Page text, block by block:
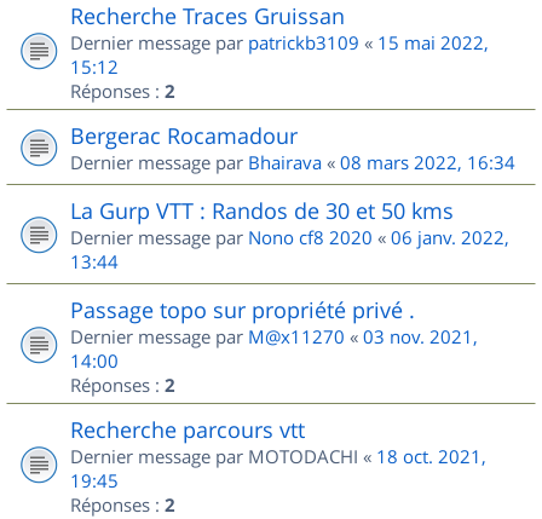
Recherche Traces Gruissan
Dernier message par patrickb3109 « 15 mai 2022,
15:12
Réponses : 2
Bergerac Rocamadour
Dernier message par Bhairava « 08 mars 2022, 16:34
La Gurp VTT : Randos de 30 et 50 kms
Dernier message par Nono cf8 2020 « 06 janv. 2022,
13:44
Passage topo sur propriété privé .
Dernier message par M@x11270 « 03 nov. 2021,
14:00
Réponses : 2
Recherche parcours vtt
Dernier message par MOTODACHI « 18 oct. 2021,
19:45
Réponses : 2